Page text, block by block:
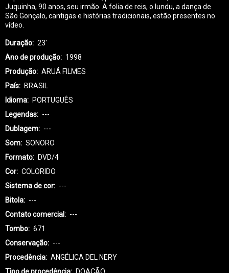
Juquinha, 90 anos, seu irmão. A folia de reis, o lundu, a dança de
São Gonçalo, cantigas e histórias tradicionais, estão presentes no
vídeo.
Duração
23'
Ano de produção
1998
Produção
ARUÁ FILMES
País
BRASIL
Idioma
PORTUGUÊS
Legendas
---
Dublagem
---
Som
SONORO
Formato
DVD/4
Cor
COLORIDO
Sistema de cor
---
Bitola
---
Contato comercial
---
Tombo
671
Conservação
---
Procedência
ANGÉLICA DEL NERY